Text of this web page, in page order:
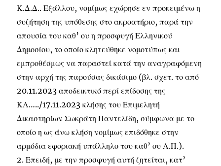
Κ.Δ.Δ.. Εξάλλου, νομίμως εχώρησε εν προκειμένω η
συζήτηση της υπόθεσης στο ακροατήριο, παρά την
απουσία του καθ’ ου η προσφυγή Ελληνικού
Δημοσίου, το οποίο κλητεύθηκε νομοτύπως και
εμπροθέσμως να παραστεί κατά την αναγραφόμενη
στην αρχή της παρούσας δικάσιμο (βλ. σχετ. το από
20.11.2023 αποδεικτικό περί επίδοσης της
ΚΛ…../17.11.2023 κλήσης του Επιμελητή
Δικαστηρίων Σωκράτη Παντελίδη, σύμφωνα με το
οποίο η ως άνω κλήση νομίμως επιδόθηκε στην
αρμόδια εφοριακή υπάλληλο του καθ’ ου Α.Π.).
2. Επειδή, με την προσφυγή αυτή ζητείται, κατ’